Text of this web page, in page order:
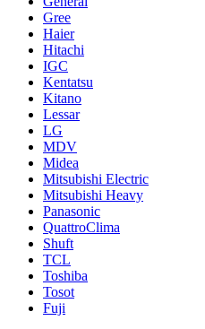
Gree
Haier
Hitachi
IGC
Kentatsu
Kitano
Lessar
LG
MDV
Midea
Mitsubishi Electric
Mitsubishi Heavy
Panasonic
QuattroClima
Shuft
TCL
Toshiba
Tosot
Fuji